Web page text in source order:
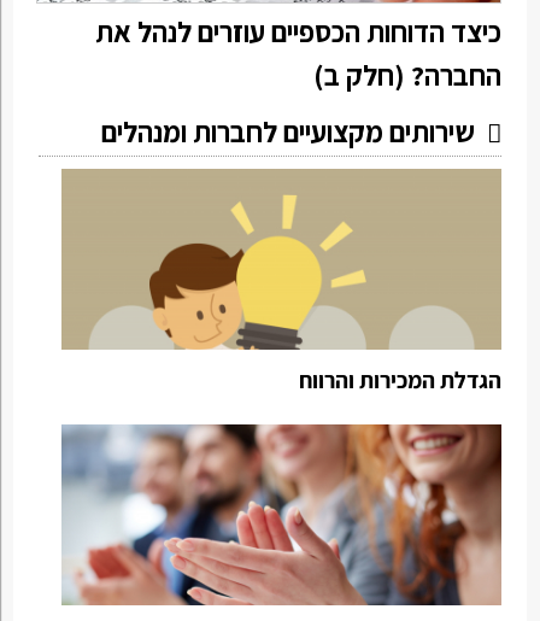
כיצד הדוחות הכספיים עוזרים לנהל את
החברה? (חלק ב)
שירותים מקצועיים לחברות ומנהלים
הגדלת המכירות והרווח